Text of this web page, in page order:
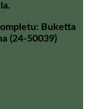
Buketta
(24-50039)